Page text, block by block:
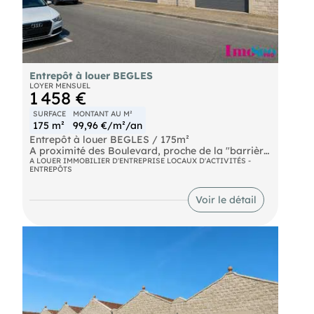
Entrepôt à louer BEGLES
LOYER MENSUEL
1 458 €
SURFACE
175 m²
MONTANT AU M²
99,96 €/m²/an
Entrepôt à louer BEGLES / 175m²
A proximité des Boulevard, proche de la "barrière
de Bègles" et à 200 mètres de l'arrêt de tram,
entrepôt à louer d'env. 175m² de surface au sol
équipé d'une porte sectionnelle 3,70X 3.00m., HSP
A LOUER IMMOBILIER D'ENTREPRISE LOCAUX D'ACTIVITÉS -
ENTREPÔTS
Voir le détail